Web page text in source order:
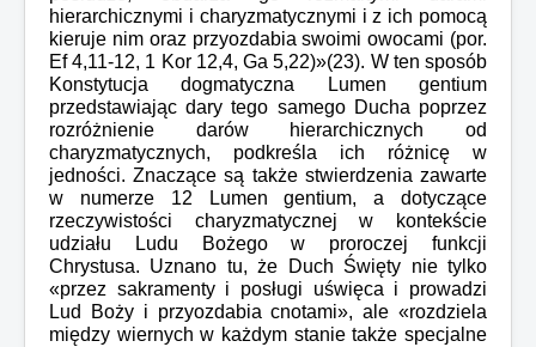
hierarchicznymi i charyzmatycznymi i z ich pomocą
kieruje nim oraz przyozdabia swoimi owocami (por.
Ef 4,11-12, 1 Kor 12,4, Ga 5,22)»(23). W ten sposób
Konstytucja dogmatyczna Lumen gentium
przedstawiając dary tego samego Ducha poprzez
rozróżnienie darów hierarchicznych od
charyzmatycznych, podkreśla ich różnicę w
jedności. Znaczące są także stwierdzenia zawarte
w numerze 12 Lumen gentium, a dotyczące
rzeczywistości charyzmatycznej w kontekście
udziału Ludu Bożego w proroczej funkcji
Chrystusa. Uznano tu, że Duch Święty nie tylko
«przez sakramenty i posługi uświęca i prowadzi
Lud Boży i przyozdabia cnotami», ale «rozdziela
między wiernych w każdym stanie także specjalne